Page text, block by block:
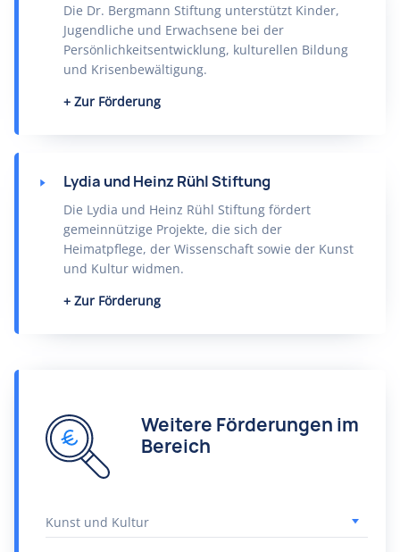
Die Dr. Bergmann Stiftung unterstützt Kinder,
Jugendliche und Erwachsene bei der
Persönlichkeitsentwicklung, kulturellen Bildung
und Krisenbewältigung.
Zur Förderung
Lydia und Heinz Rühl Stiftung
Die Lydia und Heinz Rühl Stiftung fördert
gemeinnützige Projekte, die sich der
Heimatpflege, der Wissenschaft sowie der Kunst
und Kultur widmen.
Zur Förderung
Weitere Förderungen im
Bereich